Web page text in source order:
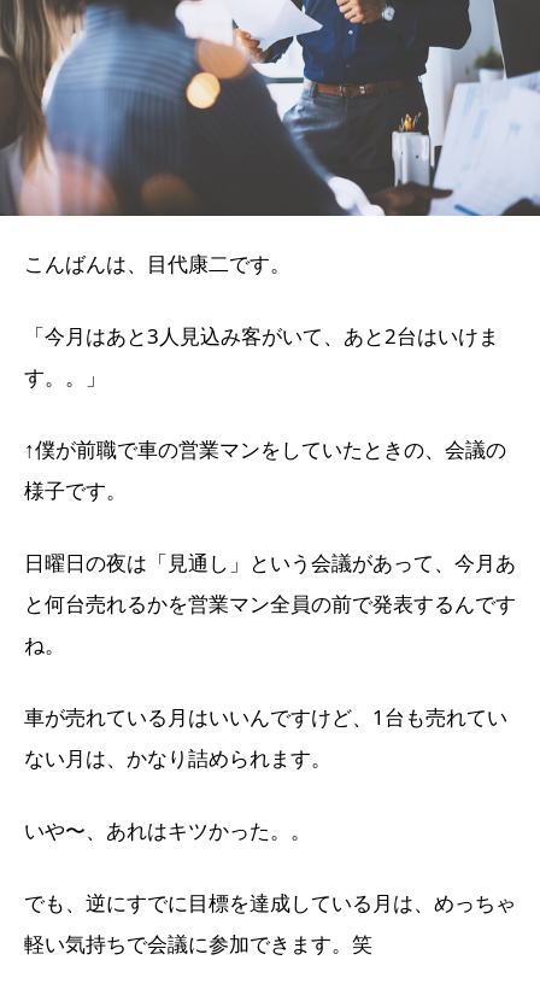
こんばんは、目代康二です。
「今月はあと3人見込み客がいて、あと2台はいけま
す。。」
↑僕が前職で車の営業マンをしていたときの、会議の
様子です。
日曜日の夜は「見通し」という会議があって、今月あ
と何台売れるかを営業マン全員の前で発表するんです
ね。
車が売れている月はいいんですけど、1台も売れてい
ない月は、かなり詰められます。
いや〜、あれはキツかった。。
でも、逆にすでに目標を達成している月は、めっちゃ
軽い気持ちで会議に参加できます。笑